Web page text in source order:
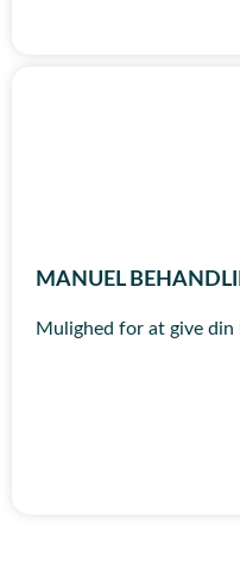
MANUEL
Mulighed for at give